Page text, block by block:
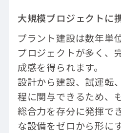
大規模プロジェクトに
プラント建設は数年単
プロジェクトが多く、
成感を得られます。
設計から建設、試運転
程に関与できるため、
総合力を存分に発揮で
な設備をゼロから形に